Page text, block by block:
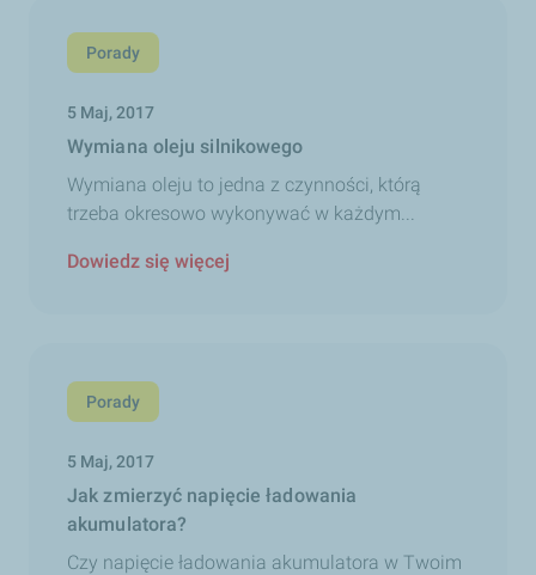
Porady
5 Maj, 2017
Wymiana oleju silnikowego
Wymiana oleju to jedna z czynności, którą
trzeba okresowo wykonywać w każdym...
Dowiedz się więcej
Porady
5 Maj, 2017
Jak zmierzyć napięcie ładowania
akumulatora?
Czy napięcie ładowania akumulatora w Twoim